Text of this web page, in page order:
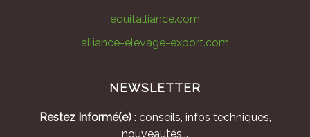
equitalliance.com
alliance-elevage-export.com
NEWSLETTER
Restez Informé(e): conseils, infos techniques,
nouveautés...